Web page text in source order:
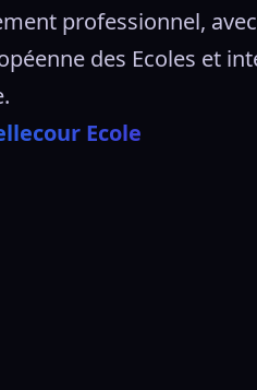
professionnel,
des Ecoles et
Ecole